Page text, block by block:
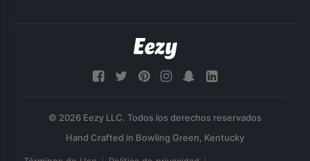
© 2026 Eezy LLC. Todos los derechos reservados